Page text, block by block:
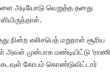
அடியோடு வெறுத்த தனது
எலிசபெத் மறுநாள் சூரிய
முன்பாக மண்டியிட்டு ‘ராணி
கோபம் கொண்டுவிட்டார்